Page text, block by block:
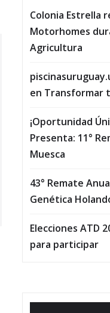
Colonia Estrella
Motorhomes
Agricultura
en Transformar
¡Oportunidad
Presenta: 11°
Muesca
43° Remate
Genética
Elecciones ATD
para participar